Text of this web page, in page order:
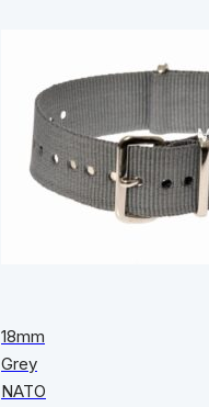
18mm
Grey
NATO